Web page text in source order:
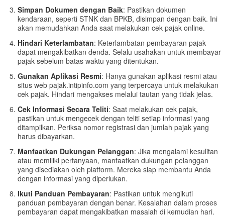
Simpan Dokumen dengan Baik: Pastikan dokumen
kendaraan, seperti STNK dan BPKB, disimpan dengan baik. Ini
akan memudahkan Anda saat melakukan cek pajak online.
Hindari Keterlambatan: Keterlambatan pembayaran pajak
dapat mengakibatkan denda. Selalu usahakan untuk membayar
pajak sebelum batas waktu yang ditentukan.
Gunakan Aplikasi Resmi: Hanya gunakan aplikasi resmi atau
situs web pajak.intipinfo.com yang terpercaya untuk melakukan
cek pajak. Hindari mengakses melalui tautan yang tidak jelas.
Cek Informasi Secara Teliti: Saat melakukan cek pajak,
pastikan untuk mengecek dengan teliti setiap informasi yang
ditampilkan. Periksa nomor registrasi dan jumlah pajak yang
harus dibayarkan.
Manfaatkan Dukungan Pelanggan: Jika mengalami kesulitan
atau memiliki pertanyaan, manfaatkan dukungan pelanggan
yang disediakan oleh platform. Mereka siap membantu Anda
dengan informasi yang diperlukan.
Ikuti Panduan Pembayaran: Pastikan untuk mengikuti
panduan pembayaran dengan benar. Kesalahan dalam proses
pembayaran dapat mengakibatkan masalah di kemudian hari.